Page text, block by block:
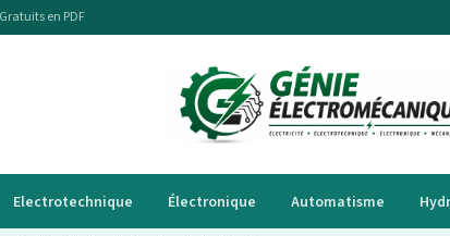
en PDF
Electrotechnique Électronique Automatisme